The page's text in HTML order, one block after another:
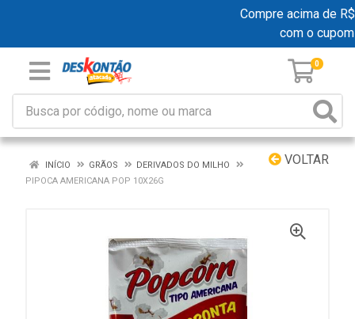
Compre acima de
com o cupom
0
VOLTAR
INÍCIO GRÃOS
DERIVADOS DO MILHO
PIPOCA AMERICANA POP 10X26G